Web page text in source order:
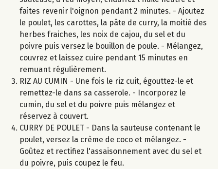
faites revenir l'oignon pendant 2 minutes. - Ajoutez
le poulet, les carottes, la pâte de curry, la moitié des
herbes fraiches, les noix de cajou, du sel et du
poivre puis versez le bouillon de poule. - Mélangez,
couvrez et laissez cuire pendant 15 minutes en
remuant régulièrement.
RIZ AU CUMIN - Une fois le riz cuit, égouttez-le et
remettez-le dans sa casserole. - Incorporez le
cumin, du sel et du poivre puis mélangez et
réservez à couvert.
CURRY DE POULET - Dans la sauteuse contenant le
poulet, versez la crème de coco et mélangez. -
Goûtez et rectifiez l'assaisonnement avec du sel et
du poivre, puis coupez le feu.